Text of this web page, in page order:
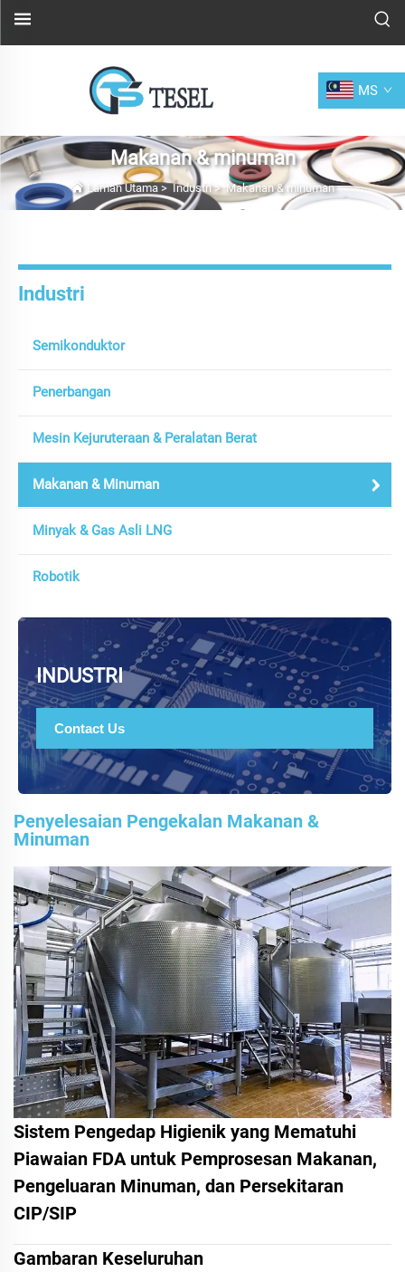
MS
Makanan & minuman
Laman Utama >Industri>Makanan & minuman
Industri
Semikonduktor
Penerbangan
Mesin Kejuruteraan & Peralatan Berat
Makanan & Minuman
Minyak & Gas Asli LNG
Robotik
INDUSTRI
Contact Us
Penyelesaian Pengekalan Makanan &
Minuman
Sistem Pengedap Higienik yang Mematuhi
Piawaian FDA untuk Pemprosesan Makanan,
Pengeluaran Minuman, dan Persekitaran
CIP/SIP
Gambaran Keseluruhan